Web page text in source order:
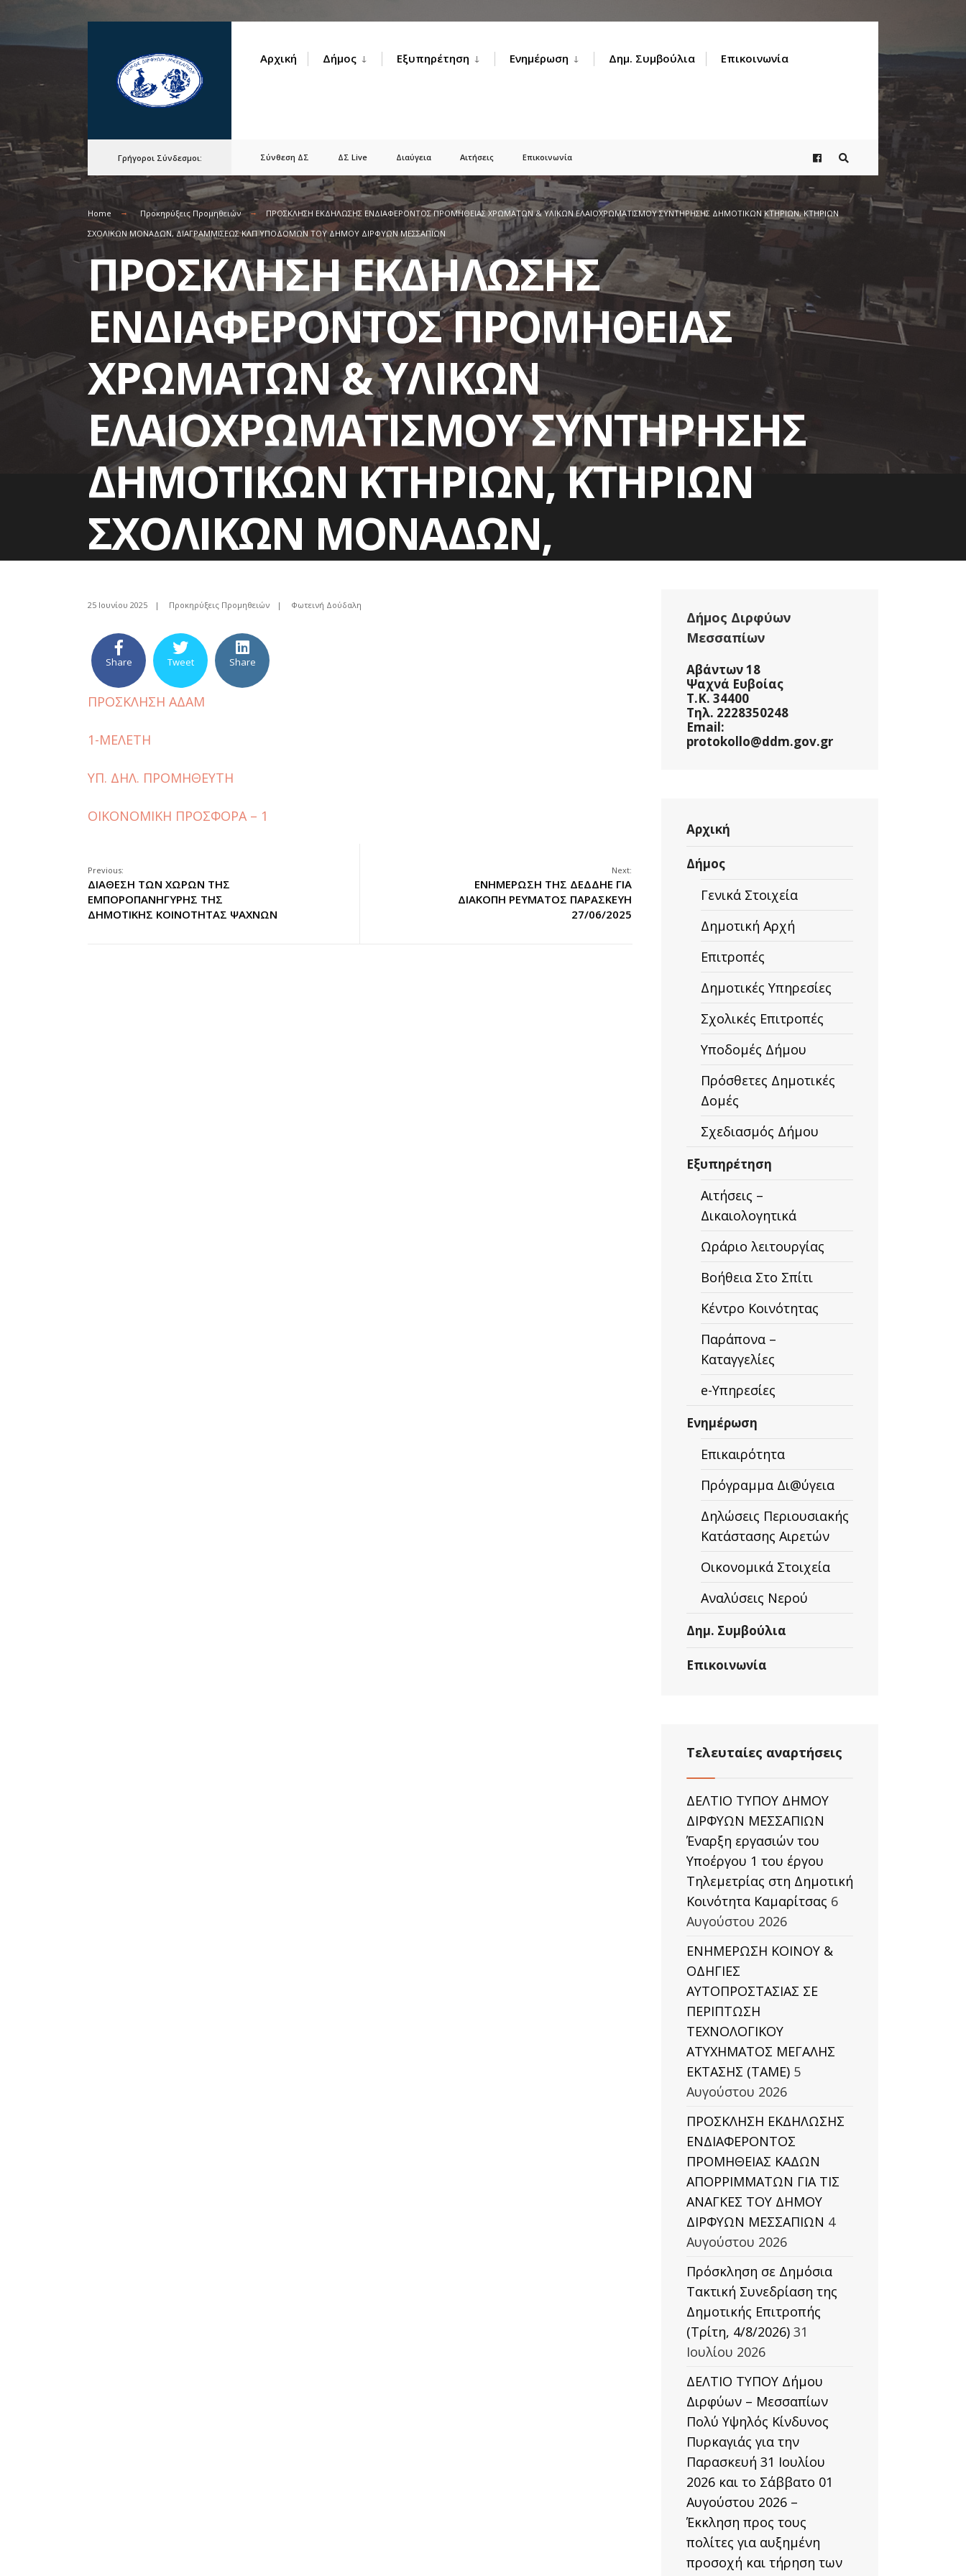
content
Αρχική Δήμος Εξυπηρέτηση Ενημέρωση Δημ. Συμβούλια Επικοινωνία
Γρήγοροι Σύνδεσμοι: Σύνθεση ΔΣ ΔΣ Live Διαύγεια Αιτήσεις Επικοινωνία
Home Προκηρύξεις Προμηθειών
ΠΡΟΣΚΛΗΣΗ ΕΚΔΗΛΩΣΗΣ ΕΝΔΙΑΦΕΡΟΝΤΟΣ ΠΡΟΜΗΘΕΙΑΣ ΧΡΩΜΑΤΩΝ & ΥΛΙΚΩΝ ΕΛΑΙΟΧΡΩΜΑΤΙΣΜΟΥ ΣΥΝΤΗΡΗΣΗΣ ΔΗΜΟΤΙΚΩΝ ΚΤΗΡΙΩΝ, ΚΤΗΡΙΩΝ
ΣΧΟΛΙΚΩΝ ΜΟΝΑΔΩΝ, ΔΙΑΓΡΑΜΜΙΣΕΩΣ ΚΛΠ ΥΠΟΔΟΜΩΝ ΤΟΥ ΔΗΜΟΥ ΔΙΡΦΥΩΝ ΜΕΣΣΑΠΙΩΝ
ΠΡΟΣΚΛΗΣΗ ΕΚΔΗΛΩΣΗΣ
ΕΝΔΙΑΦΕΡΟΝΤΟΣ ΠΡΟΜΗΘΕΙΑΣ
ΧΡΩΜΑΤΩΝ & ΥΛΙΚΩΝ
ΕΛΑΙΟΧΡΩΜΑΤΙΣΜΟΥ ΣΥΝΤΗΡΗΣΗΣ
ΔΗΜΟΤΙΚΩΝ ΚΤΗΡΙΩΝ, ΚΤΗΡΙΩΝ
ΣΧΟΛΙΚΩΝ ΜΟΝΑΔΩΝ,
ΔΙΑΓΡΑΜΜΙΣΕΩΣ ΚΛΠ ΥΠΟΔΟΜΩΝ ΤΟΥ
ΔΗΜΟΥ ΔΙΡΦΥΩΝ ΜΕΣΣΑΠΙΩΝ
25 Ιουνίου 2025 | Προκηρύξεις Προμηθειών | Φωτεινή Δούδαλη
Share Tweet Share
ΠΡΟΣΚΛΗΣΗ ΑΔΑΜ
1-ΜΕΛΕΤΗ
ΥΠ. ΔΗΛ. ΠΡΟΜΗΘΕΥΤΗ
OIKONOMIKH ΠΡΟΣΦΟΡΑ – 1
Previous:
ΔΙΑΘΕΣΗ ΤΩΝ ΧΩΡΩΝ ΤΗΣ
ΕΜΠΟΡΟΠΑΝΗΓΥΡΗΣ ΤΗΣ
ΔΗΜΟΤΙΚΗΣ ΚΟΙΝΟΤΗΤΑΣ ΨΑΧΝΩΝ
Next:
ΕΝΗΜΕΡΩΣΗ ΤΗΣ ΔΕΔΔΗΕ ΓΙΑ
ΔΙΑΚΟΠΗ ΡΕΥΜΑΤΟΣ ΠΑΡΑΣΚΕΥΗ
27/06/2025
Δήμος Διρφύων
Μεσσαπίων
Αβάντων 18
Ψαχνά Ευβοίας
Τ.Κ. 34400
Τηλ. 2228350248
Email:
protokollo@ddm.gov.gr
Αρχική
Δήμος
Γενικά Στοιχεία
Δημοτική Αρχή
Επιτροπές
Δημοτικές Υπηρεσίες
Σχολικές Επιτροπές
Υποδομές Δήμου
Πρόσθετες Δημοτικές
Δομές
Σχεδιασμός Δήμου
Εξυπηρέτηση
Αιτήσεις –
Δικαιολογητικά
Ωράριο λειτουργίας
Βοήθεια Στο Σπίτι
Κέντρο Κοινότητας
Παράπονα –
Καταγγελίες
e-Υπηρεσίες
Ενημέρωση
Επικαιρότητα
Πρόγραμμα Δι@ύγεια
Δηλώσεις Περιουσιακής
Κατάστασης Αιρετών
Οικονομικά Στοιχεία
Αναλύσεις Νερού
Δημ. Συμβούλια
Επικοινωνία
Τελευταίες αναρτήσεις
ΔΕΛΤΙΟ ΤΥΠΟΥ ΔΗΜΟΥ
ΔΙΡΦΥΩΝ ΜΕΣΣΑΠΙΩΝ
Έναρξη εργασιών του
Υποέργου 1 του έργου
Τηλεμετρίας στη Δημοτική
Κοινότητα Καμαρίτσας 6
Αυγούστου 2026
ΕΝΗΜΕΡΩΣΗ ΚΟΙΝΟΥ &
ΟΔΗΓΙΕΣ
ΑΥΤΟΠΡΟΣΤΑΣΙΑΣ ΣΕ
ΠΕΡΙΠΤΩΣΗ
ΤΕΧΝΟΛΟΓΙΚΟΥ
ΑΤΥΧΗΜΑΤΟΣ ΜΕΓΑΛΗΣ
ΕΚΤΑΣΗΣ (TAΜΕ) 5
Αυγούστου 2026
ΠΡΟΣΚΛΗΣΗ ΕΚΔΗΛΩΣΗΣ
ΕΝΔΙΑΦΕΡΟΝΤΟΣ
ΠΡΟΜΗΘΕΙΑΣ ΚΑΔΩΝ
ΑΠΟΡΡΙΜΜΑΤΩΝ ΓΙΑ ΤΙΣ
ΑΝΑΓΚΕΣ ΤΟΥ ΔΗΜΟΥ
ΔΙΡΦΥΩΝ ΜΕΣΣΑΠΙΩΝ 4
Αυγούστου 2026
Πρόσκληση σε Δημόσια
Τακτική Συνεδρίαση της
Δημοτικής Επιτροπής
(Τρίτη, 4/8/2026) 31
Ιουλίου 2026
ΔΕΛΤΙΟ ΤΥΠΟΥ Δήμου
Διρφύων – Μεσσαπίων
Πολύ Υψηλός Κίνδυνος
Πυρκαγιάς για την
Παρασκευή 31 Ιουλίου
2026 και το Σάββατο 01
Αυγούστου 2026 –
Έκκληση προς τους
πολίτες για αυξημένη
προσοχή και τήρηση των